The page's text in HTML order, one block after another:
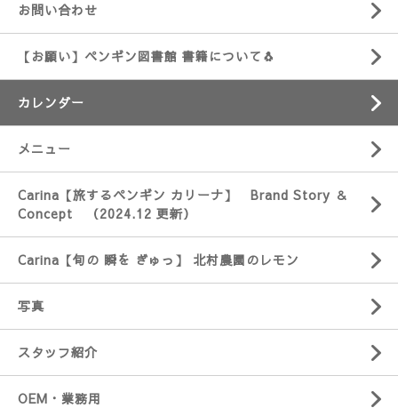
お問い合わせ
【お願い】ペンギン図書館 書籍について🐧
カレンダー
メニュー
Carina【旅するペンギン カリーナ】 Brand Story ＆
Concept （2024.12 更新）
Carina【旬の 瞬を ぎゅっ】 北村農園のレモン
写真
スタッフ紹介
OEM・業務用